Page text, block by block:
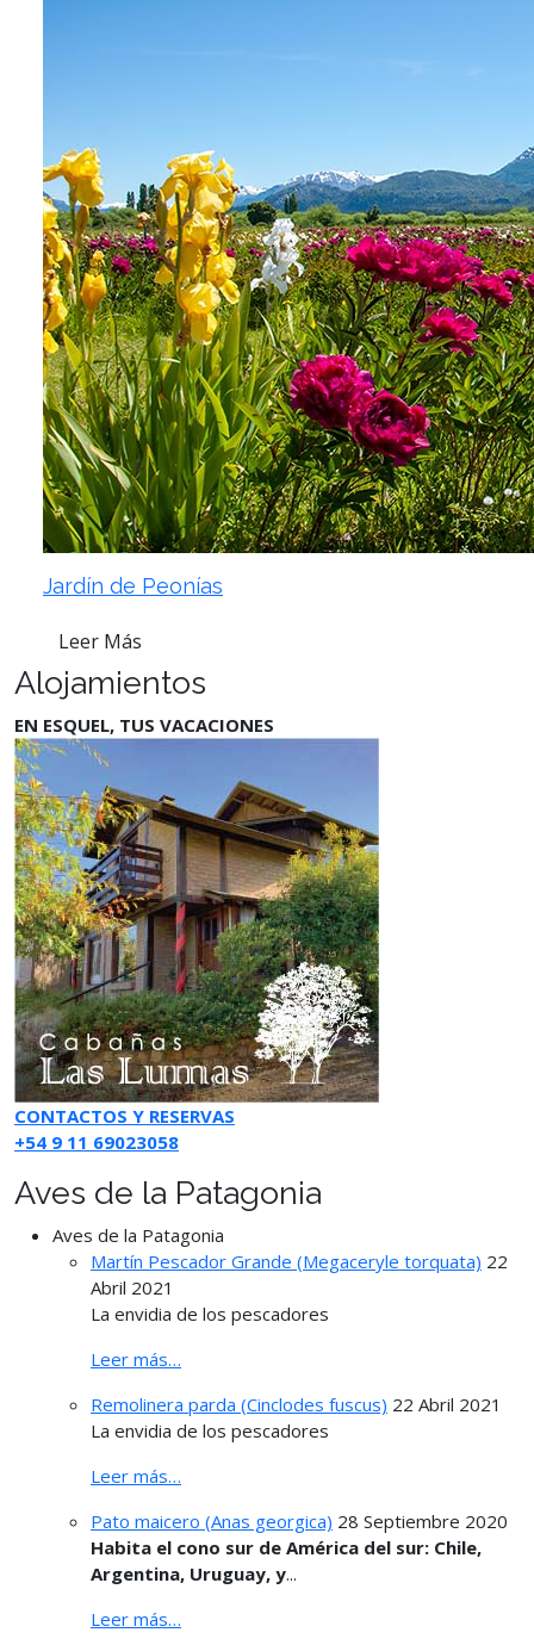
Jardín de Peonías
Leer Más
Alojamientos
EN ESQUEL, TUS VACACIONES
CONTACTOS Y RESERVAS
+54 9 11 69023058
Aves de la Patagonia
Aves de la Patagonia
Martín Pescador Grande (Megaceryle torquata) 22
Abril 2021
La envidia de los pescadores
Leer más…
Remolinera parda (Cinclodes fuscus) 22 Abril 2021
La envidia de los pescadores
Leer más…
Pato maicero (Anas georgica) 28 Septiembre 2020
Habita el cono sur de América del sur: Chile,
Argentina, Uruguay, y...
Leer más…